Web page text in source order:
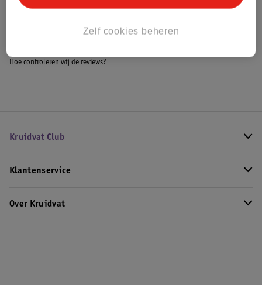
Bekijk ook
Alle Dart accessoires
Hoe controleren wij de reviews?
Kruidvat Club
Klantenservice
Over Kruidvat
Zelf cookies beheren